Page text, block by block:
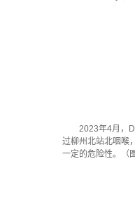
2023年4月，
过柳州北站北咽喉
一定的危险性。（